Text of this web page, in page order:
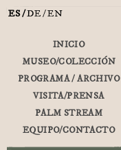
ES DE EN
INICIO
MUSEO/COLECCIÓN
PROGRAMA / ARCHIVO
VISITA/PRENSA
PALM STREAM
EQUIPO/CONTACTO